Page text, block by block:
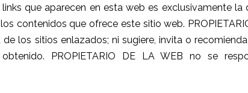
que aparecen en esta web es exclusivamente la
contenidos que ofrece este sitio web.
los sitios enlazados; ni sugiere, invita o
PROPIETARIO DE LA WEB no se